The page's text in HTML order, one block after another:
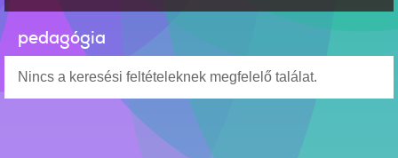
pedagógia
Nincs a keresési feltételeknek megfelelő találat.